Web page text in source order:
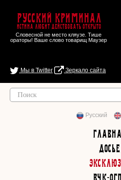
Русский Криминал
Истина любит действовать открыто
Словесной не место кляузе. Тише
ораторы! Ваше слово товарищ Маузер
Мы в Twitter Зеркало сайта
Русский
Досье
ВЧК-